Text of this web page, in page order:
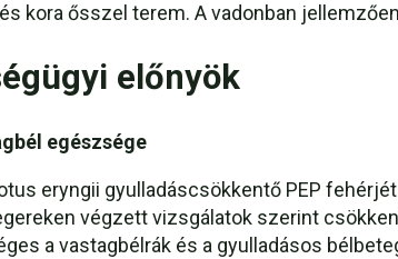
kora ősszel terem. A vadonban
előnyök
egészsége
eryngii gyulladáscsökkentő PEP
végzett vizsgálatok szerint
a vastagbélrák és a gyulladásos